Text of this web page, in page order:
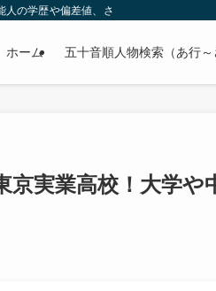
の学歴や偏差値、さらに政治家やスポ
ホーム 五十音順人物検索（あ行
京実業高校！大学や